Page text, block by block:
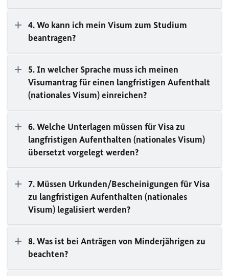
4. Wo kann ich mein Visum zum Studium
beantragen?
5. In welcher Sprache muss ich meinen
Visumantrag für einen langfristigen Aufenthalt
(nationales Visum) einreichen?
6. Welche Unterlagen müssen für Visa zu
langfristigen Aufenthalten (nationales Visum)
übersetzt vorgelegt werden?
7. Müssen Urkunden/Bescheinigungen für Visa
zu langfristigen Aufenthalten (nationales
Visum) legalisiert werden?
8. Was ist bei Anträgen von Minderjährigen zu
beachten?